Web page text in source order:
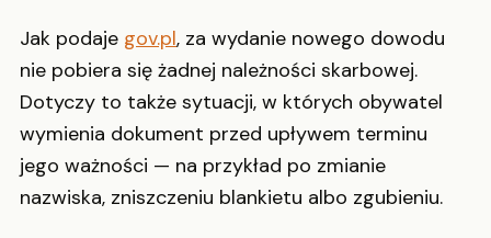
Jak podaje gov.pl, za wydanie nowego dowodu
nie pobiera się żadnej należności skarbowej.
Dotyczy to także sytuacji, w których obywatel
wymienia dokument przed upływem terminu
jego ważności — na przykład po zmianie
nazwiska, zniszczeniu blankietu albo zgubieniu.